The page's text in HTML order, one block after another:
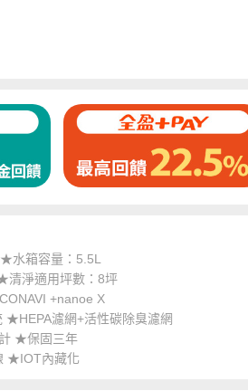
水箱容量：5.5L
淨適用坪數：8坪
+nanoe X
濾網+活性碳除臭濾網
★保固三年
★IOT內藏化